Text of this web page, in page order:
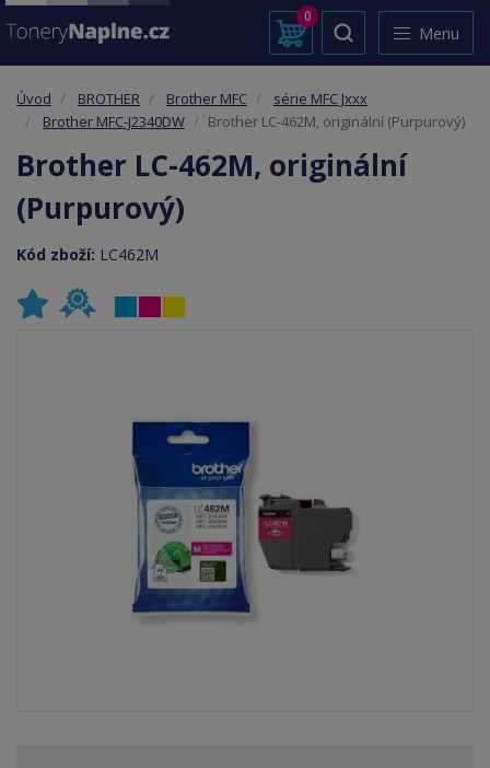
0
Menu
Úvod BROTHER Brother MFC
série MFC Jxxx
Brother MFC-J2340DW
Brother LC-462M, originální (Purpurový)
Brother LC-462M, originální
(Purpurový)
Kód zboží: LC462M